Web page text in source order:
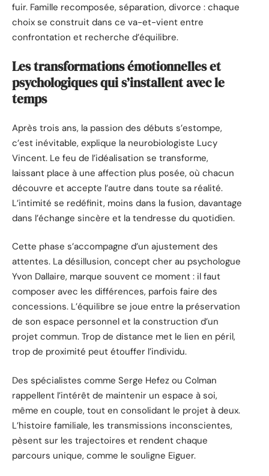
fuir. Famille recomposée, séparation, divorce : chaque
choix se construit dans ce va-et-vient entre
confrontation et recherche d’équilibre.
Les transformations émotionnelles et
psychologiques qui s’installent avec le
temps
Après trois ans, la passion des débuts s’estompe,
c’est inévitable, explique la neurobiologiste Lucy
Vincent. Le feu de l’idéalisation se transforme,
laissant place à une affection plus posée, où chacun
découvre et accepte l’autre dans toute sa réalité.
L’intimité se redéfinit, moins dans la fusion, davantage
dans l’échange sincère et la tendresse du quotidien.
Cette phase s’accompagne d’un ajustement des
attentes. La désillusion, concept cher au psychologue
Yvon Dallaire, marque souvent ce moment : il faut
composer avec les différences, parfois faire des
concessions. L’équilibre se joue entre la préservation
de son espace personnel et la construction d’un
projet commun. Trop de distance met le lien en péril,
trop de proximité peut étouffer l’individu.
Des spécialistes comme Serge Hefez ou Colman
rappellent l’intérêt de maintenir un espace à soi,
même en couple, tout en consolidant le projet à deux.
L’histoire familiale, les transmissions inconscientes,
pèsent sur les trajectoires et rendent chaque
parcours unique, comme le souligne Eiguer.